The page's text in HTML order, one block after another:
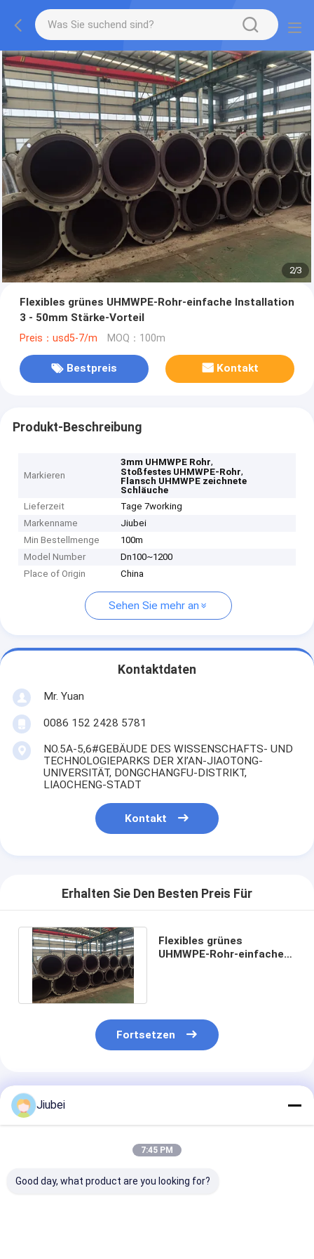
2/3
Flexibles grünes UHMWPE-Rohr-einfache Installation
3 - 50mm Stärke-Vorteil
Preis：usd5-7/m MOQ：100m
Bestpreis Kontakt
Produkt-Beschreibung
Markieren
3mm UHMWPE Rohr,
Stoßfestes UHMWPE-Rohr,
Flansch UHMWPE zeichnete
Schläuche
Lieferzeit
Tage 7working
Markenname
Jiubei
Min Bestellmenge
100m
Model Number
Dn100~1200
Place of Origin
China
Sehen Sie mehr an
Kontaktdaten
Mr. Yuan
0086 152 2428 5781
NO.5A-5,6#GEBÄUDE DES WISSENSCHAFTS- UND
TECHNOLOGIEPARKS DER XI’AN-JIAOTONG-
UNIVERSITÄT, DONGCHANGFU-DISTRIKT,
LIAOCHENG-STADT
Kontakt
Erhalten Sie Den Besten Preis Für
Flexibles grünes
UHMWPE-Rohr-einfache
Fortsetzen
Empfohlene Produkte
Jiubei
7:45 PM
Good day, what product are you looking for?